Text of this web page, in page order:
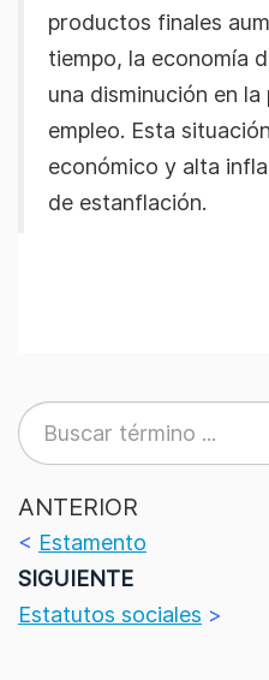
productos finales
tiempo, la economía
una disminución en
empleo. Esta
económico y alta
de estanflación.
ANTERIOR
< Estamento
SIGUIENTE
Estatutos sociales >